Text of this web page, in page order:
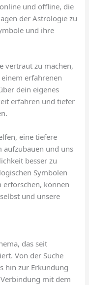
und offline, die
der Astrologie zu
und ihre
vertraut zu machen,
erfahrenen
dein eigenes
erfahren und tiefer
eine tiefere
aufzubauen und uns
besser zu
Symbolen
erforschen, können
und unsere
das seit
Von der Suche
hin zur Erkundung
mit dem